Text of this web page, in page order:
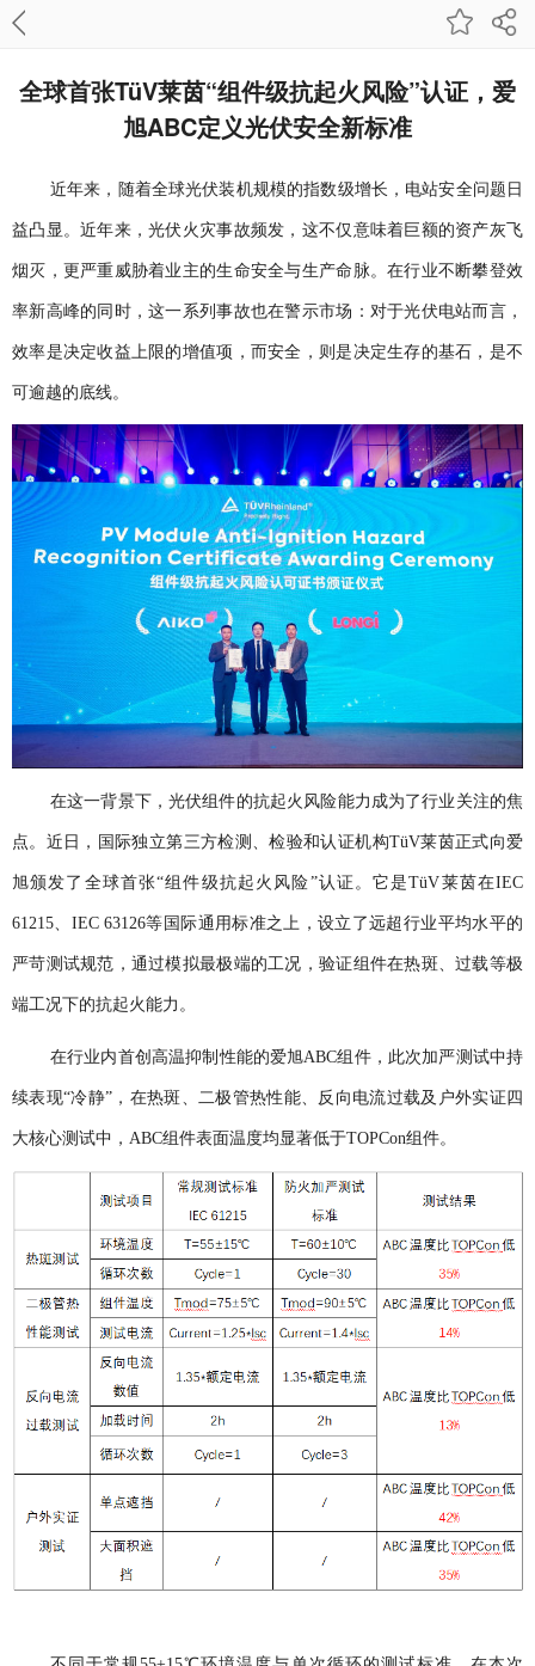
全球首张TüV莱茵“组件级抗起火风险”认证，爱
旭ABC定义光伏安全新标准
近年来，随着全球光伏装机规模的指数级增长，电站安全问题日
益凸显。近年来，光伏火灾事故频发，这不仅意味着巨额的资产灰飞
烟灭，更严重威胁着业主的生命安全与生产命脉。在行业不断攀登效
率新高峰的同时，这一系列事故也在警示市场：对于光伏电站而言，
效率是决定收益上限的增值项，而安全，则是决定生存的基石，是不
可逾越的底线。
在这一背景下，光伏组件的抗起火风险能力成为了行业关注的焦
点。近日，国际独立第三方检测、检验和认证机构TüV莱茵正式向爱
旭颁发了全球首张“组件级抗起火风险”认证。它是TüV莱茵在IEC
61215、IEC 63126等国际通用标准之上，设立了远超行业平均水平的
严苛测试规范，通过模拟最极端的工况，验证组件在热斑、过载等极
端工况下的抗起火能力。
在行业内首创高温抑制性能的爱旭ABC组件，此次加严测试中持
续表现“冷静”，在热斑、二极管热性能、反向电流过载及户外实证四
大核心测试中，ABC组件表面温度均显著低于TOPCon组件。